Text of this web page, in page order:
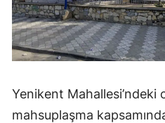
Yenikent Mahallesi’ndeki
mahsuplaşma